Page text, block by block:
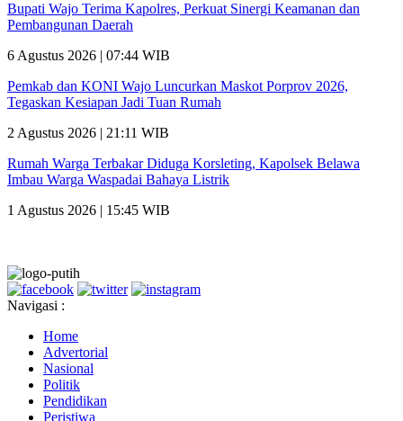
Bupati Wajo Terima Kapolres, Perkuat Sinergi Keamanan dan
Pembangunan Daerah
6 Agustus 2026 | 07:44 WIB
Pemkab dan KONI Wajo Luncurkan Maskot Porprov 2026,
Tegaskan Kesiapan Jadi Tuan Rumah
2 Agustus 2026 | 21:11 WIB
Rumah Warga Terbakar Diduga Korsleting, Kapolsek Belawa
Imbau Warga Waspadai Bahaya Listrik
1 Agustus 2026 | 15:45 WIB
Navigasi :
Home
Advertorial
Nasional
Politik
Pendidikan
Peristiwa